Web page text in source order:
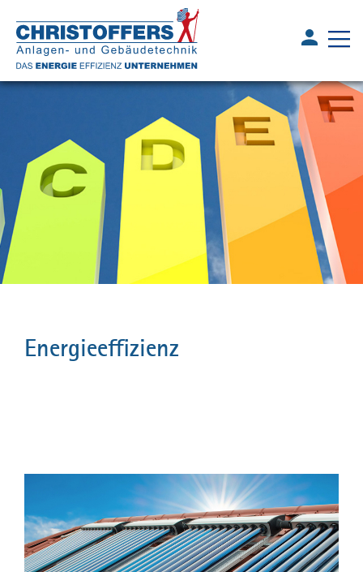
Energieeffizienz